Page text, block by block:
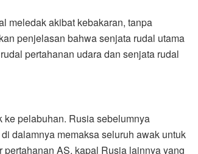
meledak akibat kebakaran, tanpa
penjelasan bahwa senjata rudal utama
pertahanan udara dan senjata rudal
pelabuhan. Rusia sebelumnya
dalamnya memaksa seluruh awak untuk
AS, kapal Rusia lainnya yang